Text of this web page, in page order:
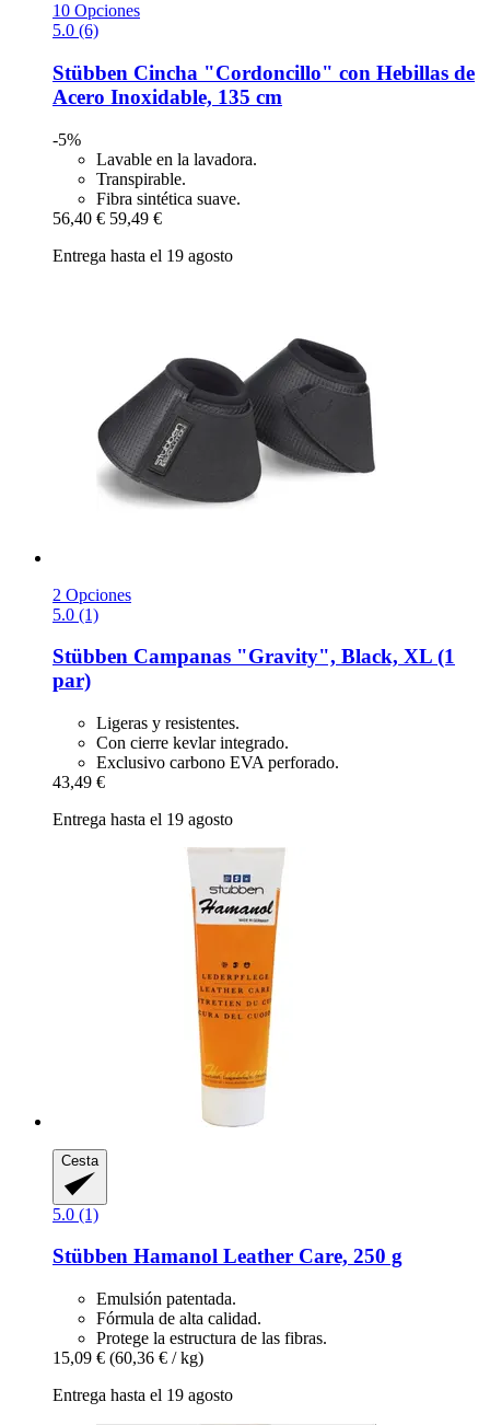
10 Opciones
5.0 (6)
Stübben Cincha "Cordoncillo" con Hebillas de
Acero Inoxidable, 135 cm
-5%
Lavable en la lavadora.
Transpirable.
Fibra sintética suave.
56,40 € 59,49 €
Entrega hasta el 19 agosto
2 Opciones
5.0 (1)
Stübben Campanas "Gravity", Black, XL (1
par)
Ligeras y resistentes.
Con cierre kevlar integrado.
Exclusivo carbono EVA perforado.
43,49 €
Entrega hasta el 19 agosto
Cesta
5.0 (1)
Stübben Hamanol Leather Care, 250 g
Emulsión patentada.
Fórmula de alta calidad.
Protege la estructura de las fibras.
15,09 € (60,36 € / kg)
Entrega hasta el 19 agosto